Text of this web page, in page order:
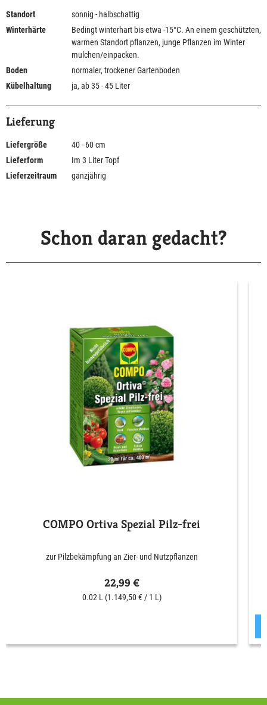
Standort
sonnig - halbschattig
Winterhärte
Bedingt winterhart bis etwa -15°C. An einem geschützten,
warmen Standort pflanzen, junge Pflanzen im Winter
mulchen/einpacken.
Boden
normaler, trockener Gartenboden
Kübelhaltung
ja, ab 35 - 45 Liter
Lieferung
Liefergröße
40 - 60 cm
Lieferform
Im 3 Liter Topf
Lieferzeitraum
ganzjährig
Schon daran gedacht?
COMPO Ortiva Spezial Pilz-frei
zur Pilzbekämpfung an Zier- und Nutzpflanzen
22,99 €
0.02 L (1.149,50 € / 1 L)